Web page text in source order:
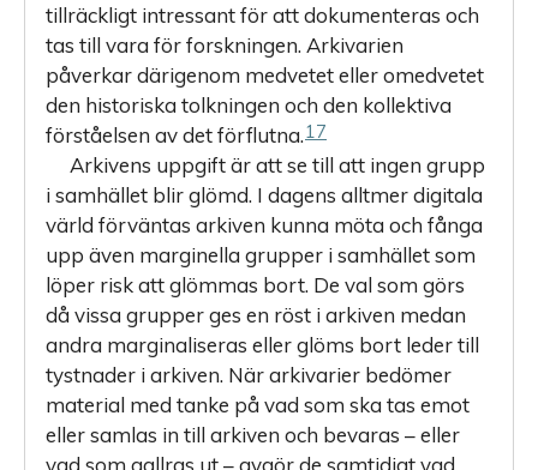
tillräckligt intressant för att dokumenteras och
tas till vara för forskningen. Arkivarien
påverkar därigenom medvetet eller omedvetet
den historiska tolkningen och den kollektiva
förståelsen av det förflutna.17
Arkivens uppgift är att se till att ingen grupp
i samhället blir glömd. I dagens alltmer digitala
värld förväntas arkiven kunna möta och fånga
upp även marginella grupper i samhället som
löper risk att glömmas bort. De val som görs
då vissa grupper ges en röst i arkiven medan
andra marginaliseras eller glöms bort leder till
tystnader i arkiven. När arkivarier bedömer
material med tanke på vad som ska tas emot
eller samlas in till arkiven och bevaras – eller
vad som gallras ut – avgör de samtidigt vad